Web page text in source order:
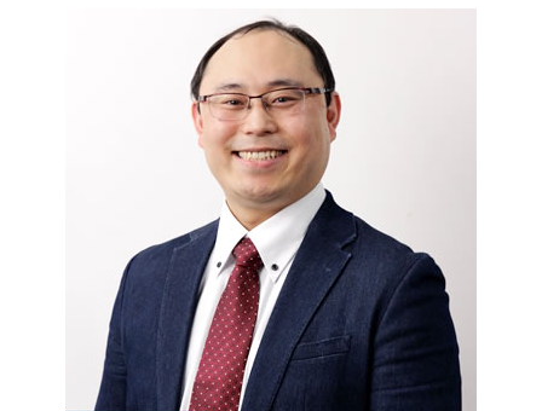
不動産 活用 コンサル
不動産売買契約 代理人
不動産 放棄 遺産
不動産売買契約 弁護士